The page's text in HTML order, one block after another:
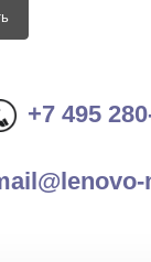
+7 495